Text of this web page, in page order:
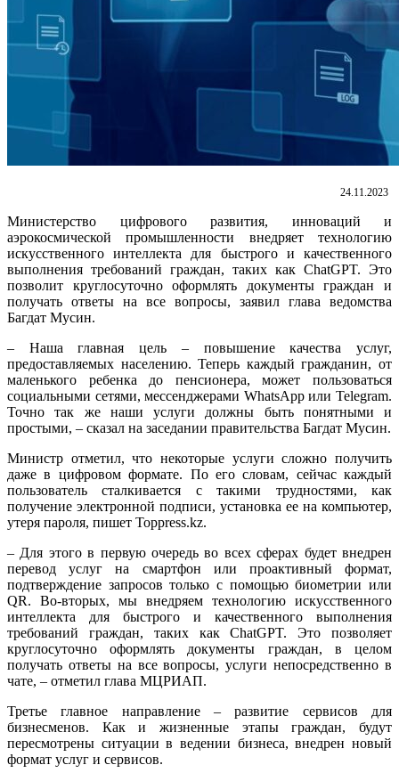
24.11.2023
Министерство цифрового развития, инноваций и
аэрокосмической промышленности внедряет технологию
искусственного интеллекта для быстрого и качественного
выполнения требований граждан, таких как ChatGPT. Это
позволит круглосуточно оформлять документы граждан и
получать ответы на все вопросы, заявил глава ведомства
Багдат Мусин.
– Наша главная цель – повышение качества услуг,
предоставляемых населению. Теперь каждый гражданин, от
маленького ребенка до пенсионера, может пользоваться
социальными сетями, мессенджерами WhatsApp или Telegram.
Точно так же наши услуги должны быть понятными и
простыми, – сказал на заседании правительства Багдат Мусин.
Министр отметил, что некоторые услуги сложно получить
даже в цифровом формате. По его словам, сейчас каждый
пользователь сталкивается с такими трудностями, как
получение электронной подписи, установка ее на компьютер,
утеря пароля, пишет Toppress.kz.
– Для этого в первую очередь во всех сферах будет внедрен
перевод услуг на смартфон или проактивный формат,
подтверждение запросов только с помощью биометрии или
QR. Во-вторых, мы внедряем технологию искусственного
интеллекта для быстрого и качественного выполнения
требований граждан, таких как ChatGPT. Это позволяет
круглосуточно оформлять документы граждан, в целом
получать ответы на все вопросы, услуги непосредственно в
чате, – отметил глава МЦРИАП.
Третье главное направление – развитие сервисов для
бизнесменов. Как и жизненные этапы граждан, будут
пересмотрены ситуации в ведении бизнеса,внедрен новый
формат услуг и сервисов.